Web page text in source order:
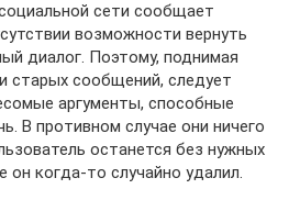
сети сообщает
возможности вернуть
диалог. Поэтому, поднимая
старых сообщений, следует
аргументы, способные
В противном случае они ничего
останется без нужных
когда-то случайно удалил.